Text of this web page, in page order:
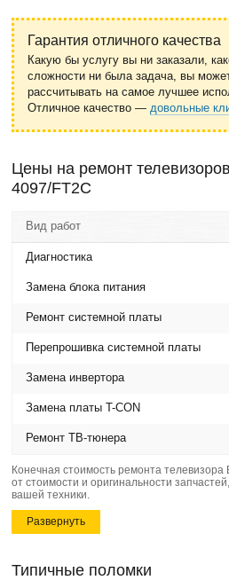
Гарантия отличного качества
Какую бы услугу вы ни заказали,
сложности ни была задача, вы
рассчитывать на самое лучшее
Отличное качество —довольные
Цены на ремонт
4097/FT2C
Вид работ
Диагностика
Замена блока питания
Ремонт системной платы
Перепрошивка системной платы
Замена инвертора
Замена платы T-CON
Ремонт ТВ-тюнера
Конечная стоимость ремонта
от стоимости и оригинальности
вашей техники.
Развернуть
Типичные поломки